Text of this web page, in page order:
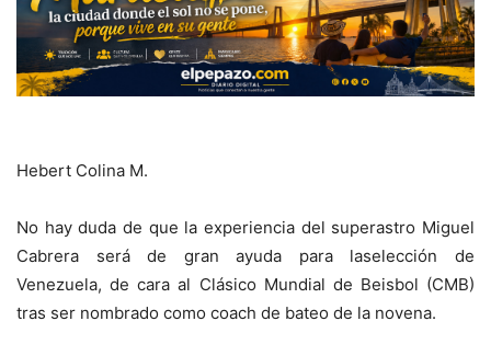
Hebert Colina M.
No hay duda de que la experiencia del superastro Miguel
Cabrera será de gran ayuda para laselección de
Venezuela, de cara al Clásico Mundial de Beisbol (CMB)
tras ser nombrado como coach de bateo de la novena.